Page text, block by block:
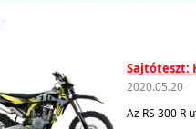
Sajtóteszt:
2020.05.20
Az RS 300 R